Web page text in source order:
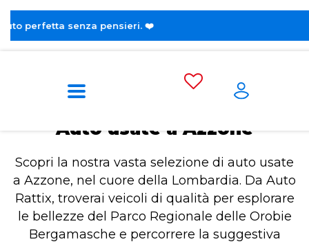
Home Auto usate a Azzone
Auto usate a Azzone
Scopri la nostra vasta selezione di auto usate
a Azzone, nel cuore della Lombardia. Da Auto
Rattix, troverai veicoli di qualità per esplorare
le bellezze del Parco Regionale delle Orobie
Bergamasche e percorrere la suggestiva